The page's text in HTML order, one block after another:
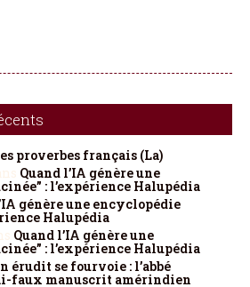
proverbes français (La)
Quand l’IA génère une
: l’expérience Halupédia
génère une encyclopédie
Halupédia
Quand l’IA génère une
: l’expérience Halupédia
érudit se fourvoie : l’abbé
faux manuscrit amérindien